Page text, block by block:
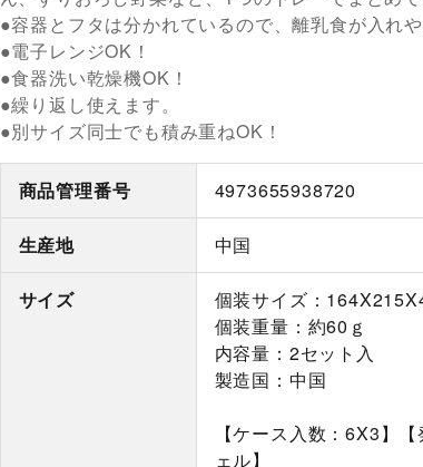
●容器とフタは分かれているので、離乳食が入れや
●電子レンジOK！
●食器洗い乾燥機OK！
●繰り返し使えます。
●別サイズ同士でも積み重ねOK！
商品管理番号 4973655938720
生産地 中国
サイズ
個装サイズ：
個装重量：約60ｇ
内容量：2セット入
製造国：中国
【ケース入数：6X3】
ェル】